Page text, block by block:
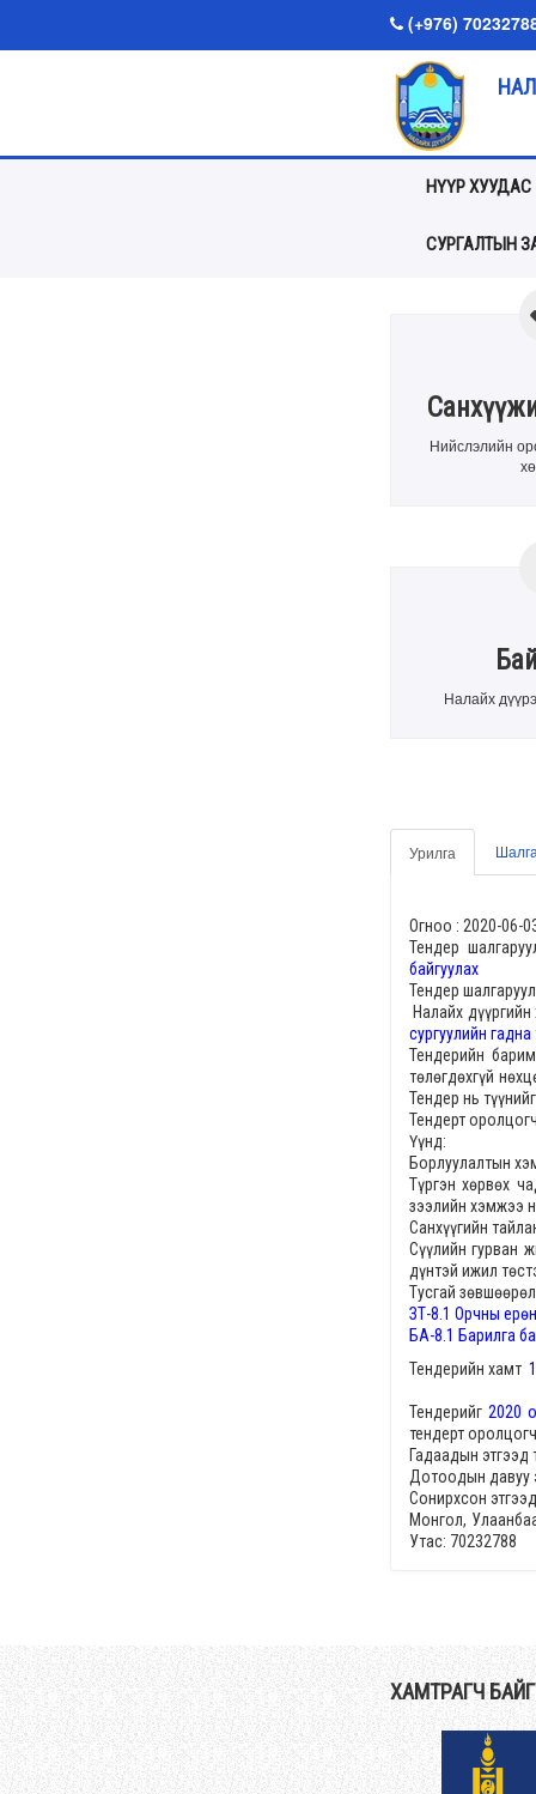
(+976)
НҮҮР ХУУДАС
СУРГАЛТЫН
Нийслэлийн
Налайх
Урилга
Огноо : 2020-06-
Тендер
байгуулах
Тендер
Налайх
сургуулийн
Тендерийн
төлөгдөхгүй
Тендер нь
Тендерт
Үүнд:
Борлуулалтын
Түргэн хөрвөх
зээлийн хэмжээ
Санхүүгийн
Сүүлийн гурван
дүнтэй ижил
Тусгай
ЗТ-8.1 Орчны
БА-8.1 Барилга
Тендерийн хамт
Тендерийг 2020
тендерт
Гадаадын этгээд
Дотоодын давуу
Сонирхсон
Монгол,
Утас: 70232788
ХАМТРАГЧ